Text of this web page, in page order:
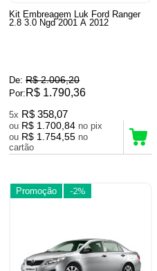
Kit Embreagem Luk Ford Ranger
2.8 3.0 Ngd 2001 A 2012
De: R$ 2.006,20
Por: R$ 1.790,36
5x R$ 358,07
ou R$ 1.700,84
no pix
ou R$ 1.754,55 no
cartão
Promoção -2%